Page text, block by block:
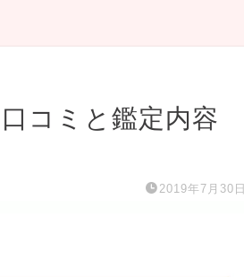
コミと鑑定内容
2019年7月30日